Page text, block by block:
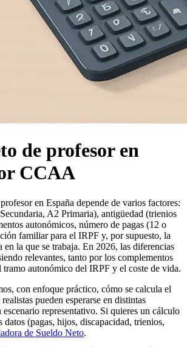
de profesor en
CCAA
en España depende de varios factores:
A2 Primaria), antigüedad (trienios
autonómicos, número de pagas (12 o
familiar para el IRPF y, por supuesto, la
en la que se trabaja. En 2026, las diferencias
relevantes, tanto por los complementos
tramo autonómico del IRPF y el coste de vida.
con enfoque práctico, cómo se calcula el
pueden esperarse en distintas
escenario representativo. Si quieres un cálculo
datos (pagas, hijos, discapacidad, trienios,
de Sueldo Neto.